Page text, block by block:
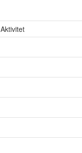
Aktivitet